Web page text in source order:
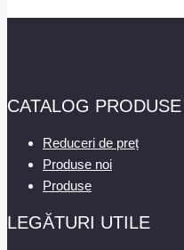
CATALOG PRODUSE
Reduceri de preț
Produse noi
Produse
LEGĂTURI UTILE